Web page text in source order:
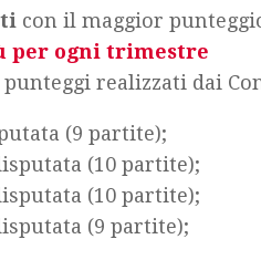
con il maggior
per ogni trimestre
realizzati dai
(9 partite);
(10 partite);
(10 partite);
(9 partite);